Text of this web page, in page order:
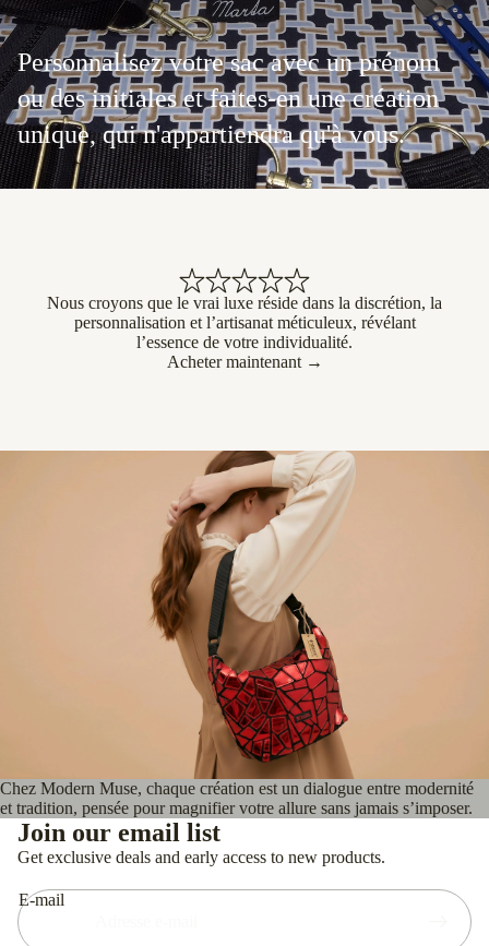
Personnalisez votre sac avec un prénom
ou des initiales et faites-en une création
unique, qui n'appartiendra qu'à vous.
Nous croyons que le vrai luxe réside dans la discrétion, la
personnalisation et l’artisanat méticuleux, révélant
l’essence de votre individualité.
Acheter maintenant →
Chez Modern Muse, chaque création est un dialogue entre modernité
et tradition, pensée pour magnifier votre allure sans jamais s’imposer.
Join our email list
Get exclusive deals and early access to new products.
E-mail
Politique de confidentialité
Politique de remboursement
Mentions légales